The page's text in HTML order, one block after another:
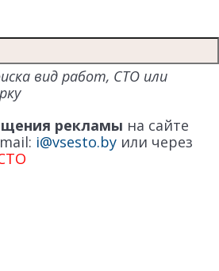
вид работ, СТО или
рекламы на сайте
i@vsesto.by или через